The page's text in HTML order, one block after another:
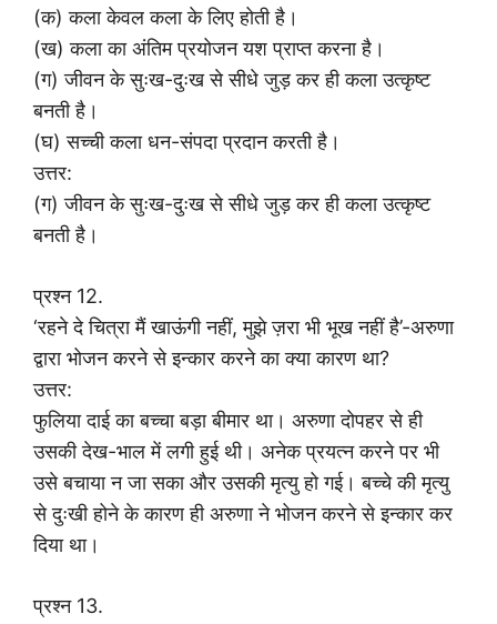
(क) कला केवल कला के लिए होती है।
(ख) कला का अंतिम प्रयोजन यश प्राप्त करना है।
(ग) जीवन के सुःख-दुःख से सीधे जुड़ कर ही कला उत्कृष्ट
बनती है।
(घ) सच्ची कला धन-संपदा प्रदान करती है।
उत्तर:
(ग) जीवन के सुःख-दुःख से सीधे जुड़ कर ही कला उत्कृष्ट
बनती है।
प्रश्न 12.
‘रहने दे चित्रा मैं खाऊंगी नहीं, मुझे ज़रा भी भूख नहीं है’-अरुणा
द्वारा भोजन करने से इन्कार करने का क्या कारण था?
उत्तर:
फुलिया दाई का बच्चा बड़ा बीमार था। अरुणा दोपहर से ही
उसकी देख-भाल में लगी हुई थी। अनेक प्रयत्न करने पर भी
उसे बचाया न जा सका और उसकी मृत्यु हो गई। बच्चे की मृत्यु
से दुःखी होने के कारण ही अरुणा ने भोजन करने से इन्कार कर
दिया था।
प्रश्न 13.